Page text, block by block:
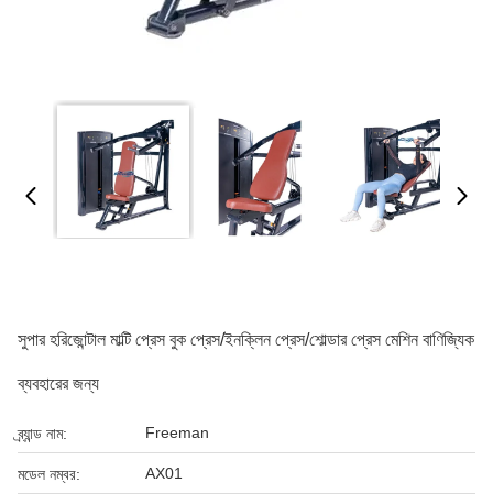
সুপার হরিজোন্টাল মাল্টি প্রেস বুক প্রেস/ইনক্লিন প্রেস/শোল্ডার প্রেস মেশিন বাণিজ্যিক
ব্যবহারের জন্য
ব্র্যান্ড নাম: Freeman
মডেল নম্বর: AX01